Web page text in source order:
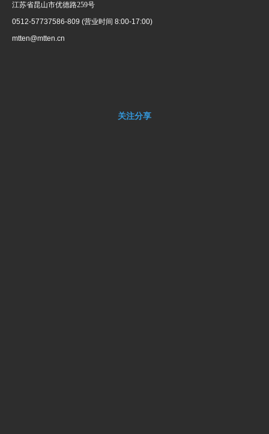
江苏省昆山市优德路259号
0512-57737586-809 (营业时间 8:00-17:00)
mtten@mtten.cn
关注分享